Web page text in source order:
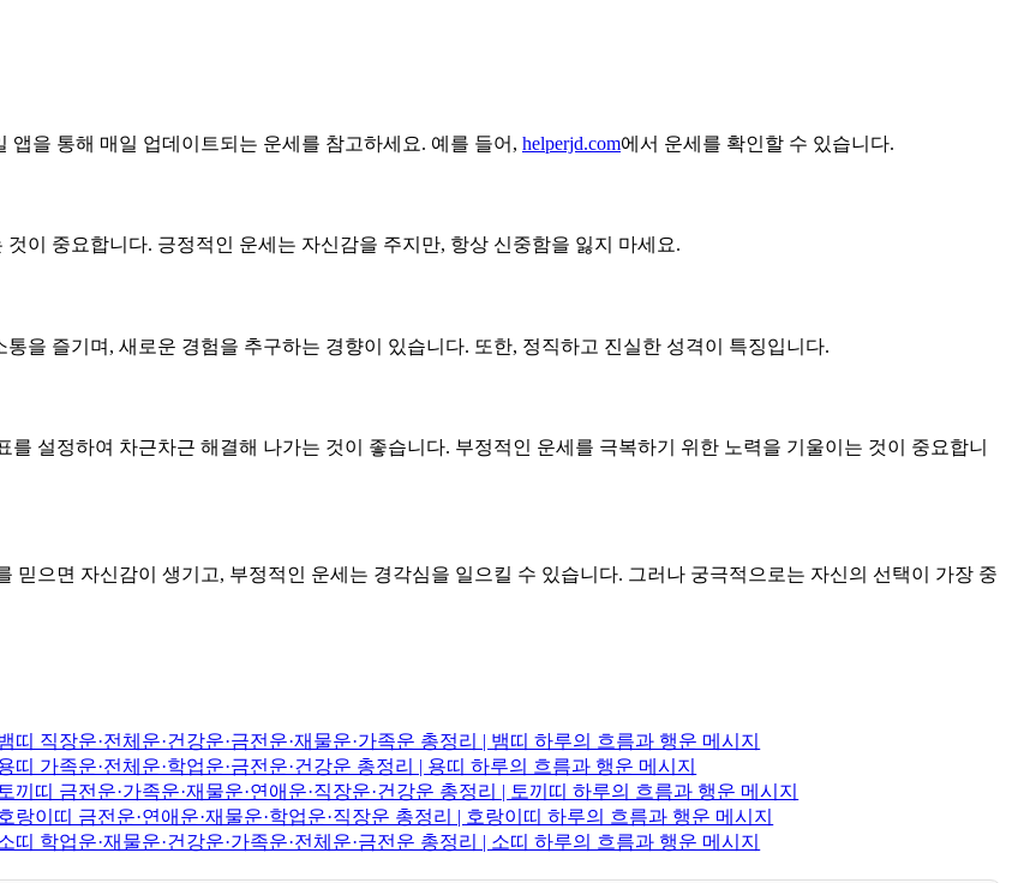
을 통해 매일 업데이트되는 운세를 참고하세요. 예를 들어, helperjd.com에서 운세를 확인할 수 있습니다.
이 중요합니다. 긍정적인 운세는 자신감을 주지만, 항상 신중함을 잃지 마세요.
을 즐기며, 새로운 경험을 추구하는 경향이 있습니다. 또한, 정직하고 진실한 성격이 특징입니다.
설정하여 차근차근 해결해 나가는 것이 좋습니다. 부정적인 운세를 극복하기 위한 노력을 기울이는 것이 중요합니
믿으면 자신감이 생기고, 부정적인 운세는 경각심을 일으킬 수 있습니다. 그러나 궁극적으로는 자신의 선택이 가장 중
띠 직장운·전체운·건강운·금전운·재물운·가족운 총정리 | 뱀띠 하루의 흐름과 행운 메시지
띠 가족운·전체운·학업운·금전운·건강운 총정리 | 용띠 하루의 흐름과 행운 메시지
끼띠 금전운·가족운·재물운·연애운·직장운·건강운 총정리 | 토끼띠 하루의 흐름과 행운 메시지
랑이띠 금전운·연애운·재물운·학업운·직장운 총정리 | 호랑이띠 하루의 흐름과 행운 메시지
띠 학업운·재물운·건강운·가족운·전체운·금전운 총정리 | 소띠 하루의 흐름과 행운 메시지